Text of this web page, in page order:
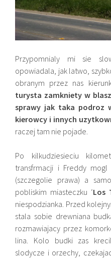
Przypomnialy mi sie
opowiadala, jak latwo,
obranym przez nas
turysta zamkniety w
sprawy jak taka podroz
kierowcy i innych
raczej tam nie pojade.
Po kilkudziesieciu
transfrmacji i Freddy
(szczegolie prawa) a
pobliskim miasteczku ‘Los
niespodzianka. Przed
stala sobie drewniana
rozmawiajacy przez
lina. Kolo budki zas
slodycze i orzechy,